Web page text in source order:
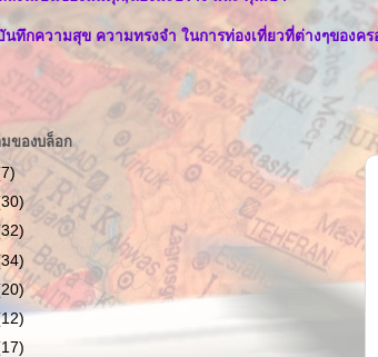
นทึกความสุข ความทรงจำ ในการท่องเที่ยวที่ต่างๆของคร
ของบล็อก